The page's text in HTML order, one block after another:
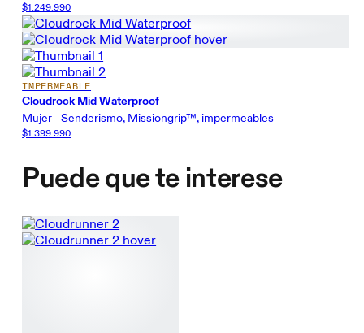
$1.249.990
IMPERMEABLE
Cloudrock Mid Waterproof
Mujer - Senderismo, Missiongrip™, impermeables
$1.399.990
Puede que te interese